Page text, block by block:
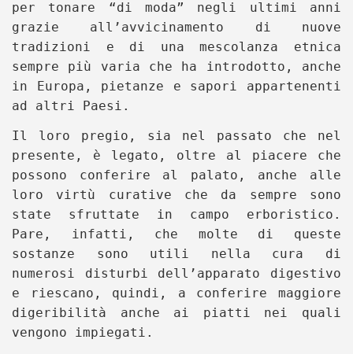
per tonare “di moda” negli ultimi anni
grazie all’avvicinamento di nuove
tradizioni e di una mescolanza etnica
sempre più varia che ha introdotto, anche
in Europa, pietanze e sapori appartenenti
ad altri Paesi.
Il loro pregio, sia nel passato che nel
presente, è legato, oltre al piacere che
possono conferire al palato, anche alle
loro virtù curative che da sempre sono
state sfruttate in campo erboristico.
Pare, infatti, che molte di queste
sostanze sono utili nella cura di
numerosi disturbi dell’apparato digestivo
e riescano, quindi, a conferire maggiore
digeribilità anche ai piatti nei quali
vengono impiegati.